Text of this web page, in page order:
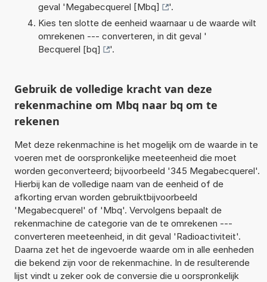
geval 'Megabecquerel [Mbq]
'.
Kies ten slotte de eenheid waarnaar u de waarde wilt
omrekenen --- converteren, in dit geval '
Becquerel [bq]
'.
Gebruik de volledige kracht van deze
rekenmachine om Mbq naar bq om te
rekenen
Met deze rekenmachine is het mogelijk om de waarde in te
voeren met de oorspronkelijke meeteenheid die moet
worden geconverteerd; bijvoorbeeld '345 Megabecquerel'.
Hierbij kan de volledige naam van de eenheid of de
afkorting ervan worden gebruiktbijvoorbeeld
'Megabecquerel' of 'Mbq'. Vervolgens bepaalt de
rekenmachine de categorie van de te omrekenen ---
converteren meeteenheid, in dit geval 'Radioactiviteit'.
Daarna zet het de ingevoerde waarde om in alle eenheden
die bekend zijn voor de rekenmachine. In de resulterende
lijst vindt u zeker ook de conversie die u oorspronkelijk